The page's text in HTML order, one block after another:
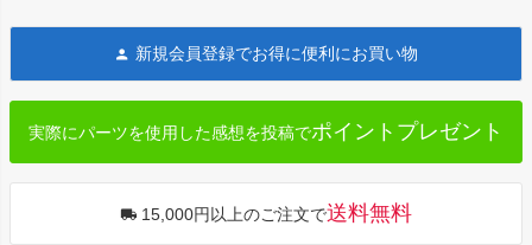
へ
新規会員登録でお得に便利にお買い物
実際にパーツを使用した感想を投稿でポイントプレゼント
15,000円以上のご注文で送料無料